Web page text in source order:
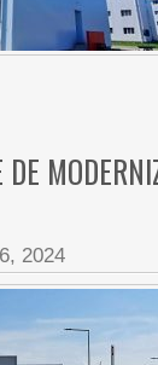
DE
2024